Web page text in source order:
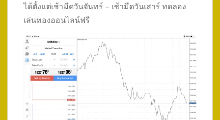
ได้ตั้งแต่เช้ามืดวันจันทร์ – เช้ามืดวันเสาร์ ทดลอง
เล่นทองออนไลน์ฟรี